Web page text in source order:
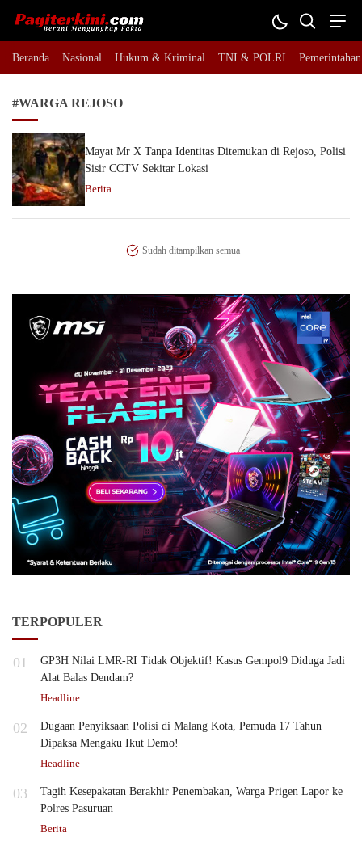
Pagiterkini.com
Berani Mengungkap Fakta
Beranda Nasional Hukum & Kriminal TNI & POLRI Pemerintahan
#WARGA REJOSO
Mayat Mr X Tanpa Identitas Ditemukan di Rejoso, Polisi
Sisir CCTV Sekitar Lokasi
Berita
Sudah ditampilkan semua
TERPOPULER
01
GP3H Nilai LMR-RI Tidak Objektif! Kasus Gempol9 Diduga Jadi
Alat Balas Dendam?
Headline
02
Dugaan Penyiksaan Polisi di Malang Kota, Pemuda 17 Tahun
Dipaksa Mengaku Ikut Demo!
Headline
03
Tagih Kesepakatan Berakhir Penembakan, Warga Prigen Lapor ke
Polres Pasuruan
Berita